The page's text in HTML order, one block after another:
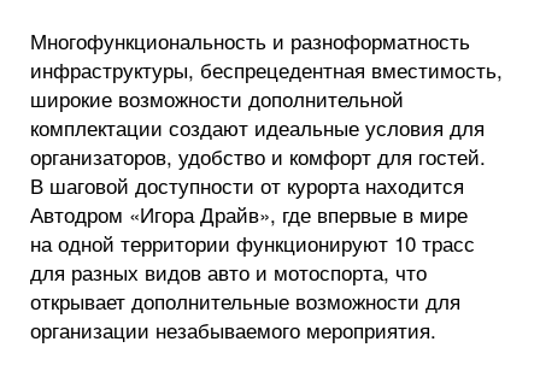
Многофункциональность и разноформатность
инфраструктуры, беспрецедентная вместимость,
широкие возможности дополнительной
комплектации создают идеальные условия для
организаторов, удобство и комфорт для гостей.
В шаговой доступности от курорта находится
Автодром «Игора Драйв», где впервые в мире
на одной территории функционируют 10 трасс
для разных видов авто и мотоспорта, что
открывает дополнительные возможности для
организации незабываемого мероприятия.